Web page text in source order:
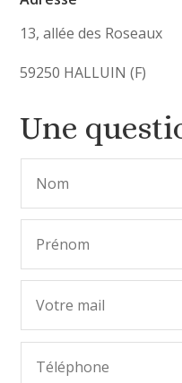
13, allée des Roseaux
59250 HALLUIN (F)
Une